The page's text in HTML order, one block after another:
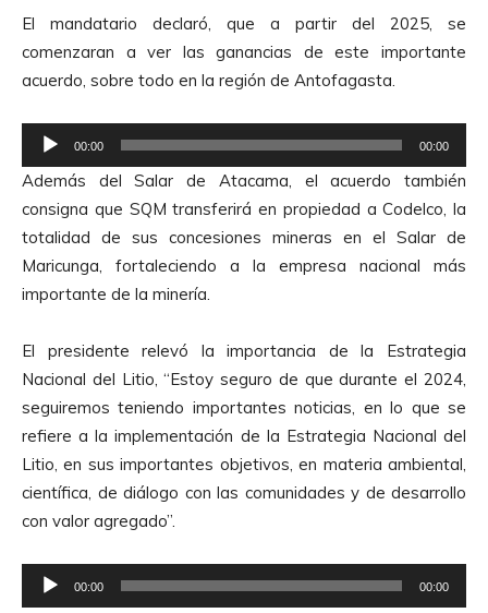
A
u
d
i
El mandatario declaró, que a partir del 2025, se
comenzaran a ver las ganancias de este importante
acuerdo, sobre todo en la región de Antofagasta.
e
p
r
o
d
u
t
o
r
d
e
A
u
d
00:00 00:00
Además del Salar de Atacama, el acuerdo también
consigna que SQM transferirá en propiedad a Codelco, la
totalidad de sus concesiones mineras en el Salar de
Maricunga, fortaleciendo a la empresa nacional más
importante de la minería.
El presidente relevó la importancia de la Estrategia
Nacional del Litio, “Estoy seguro de que durante el 2024,
seguiremos teniendo importantes noticias, en lo que se
refiere a la implementación de la Estrategia Nacional del
Litio, en sus importantes objetivos, en materia ambiental,
científica, de diálogo con las comunidades y de desarrollo
con valor agregado”.
e
00:00 00:00